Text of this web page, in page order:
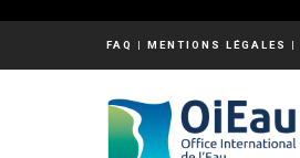
FAQ | MENTIONS LÉGALES |